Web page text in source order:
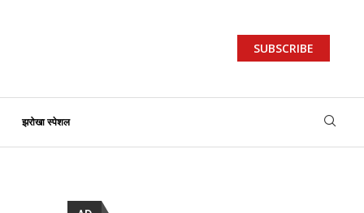
SUBSCRIBE
झरोखा स्पेशल